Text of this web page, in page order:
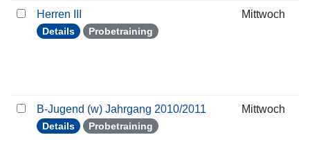
Herren III
Details Probetraining
Mittwoch
B-Jugend (w) Jahrgang 2010/2011
Details Probetraining
Mittwoch